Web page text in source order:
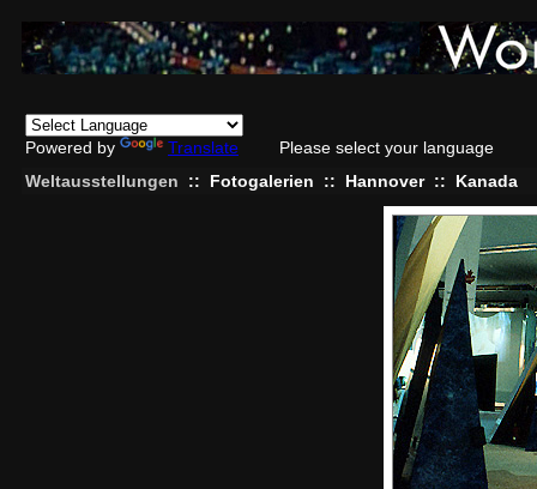
Powered by Translate
Please select your language
Weltausstellungen
:: Fotogalerien :: Hannover :: Kanada